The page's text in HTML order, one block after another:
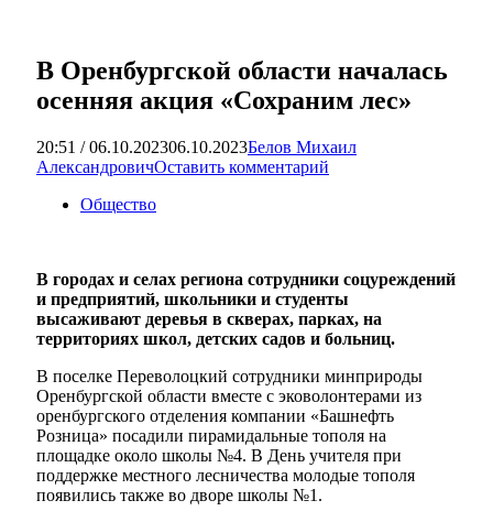
В Оренбургской области началась
осенняя акция «Сохраним лес»
20:51 / 06.10.202306.10.2023Белов Михаил
АлександровичОставить комментарий
Общество
В городах и селах региона сотрудники соцуреждений
и предприятий, школьники и студенты
высаживают деревья в скверах, парках, на
территориях школ, детских садов и больниц.
В поселке Переволоцкий сотрудники минприроды
Оренбургской области вместе с эковолонтерами из
оренбургского отделения компании «Башнефть
Розница» посадили пирамидальные тополя на
площадке около школы №4. В День учителя при
поддержке местного лесничества молодые тополя
появились также во дворе школы №1.